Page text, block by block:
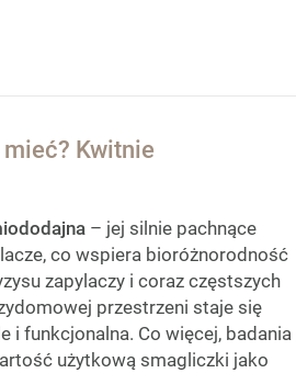
Kwitnie
– jej silnie pachnące
co wspiera bioróżnorodność
zapylaczy i coraz częstszych
przestrzeni staje się
i funkcjonalna. Co więcej, badania
użytkową smagliczki jako